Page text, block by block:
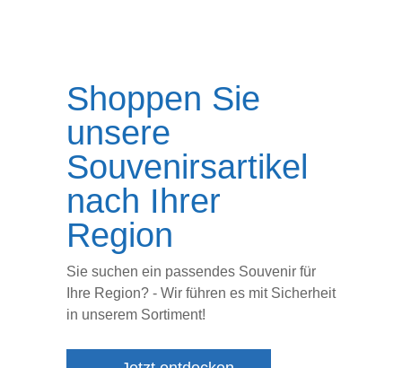
Shoppen Sie
unsere
Souvenirsartikel
nach Ihrer
Region
Sie suchen ein passendes Souvenir für
Ihre Region? - Wir führen es mit Sicherheit
in unserem Sortiment!